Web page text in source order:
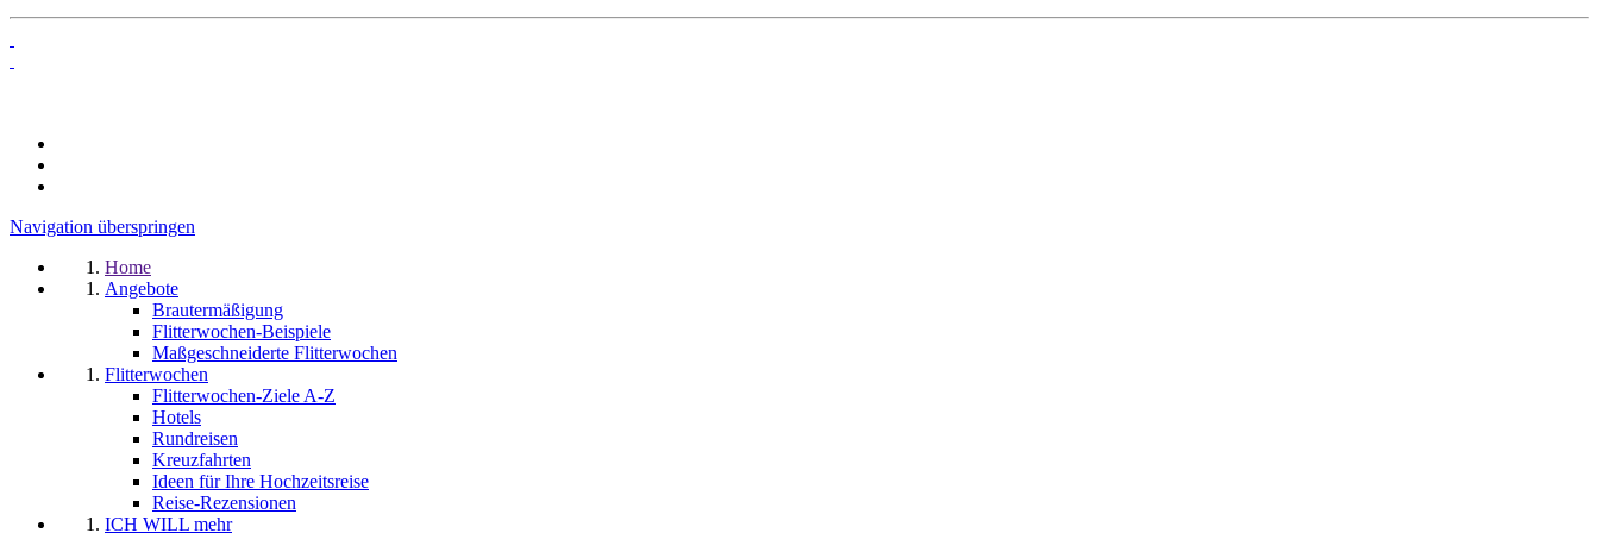
Navigation überspringen
Home
Angebote
Brautermäßigung
Flitterwochen-Beispiele
Maßgeschneiderte Flitterwochen
Flitterwochen
Flitterwochen-Ziele A-Z
Hotels
Rundreisen
Kreuzfahrten
Ideen für Ihre Hochzeitsreise
Reise-Rezensionen
ICH WILL mehr